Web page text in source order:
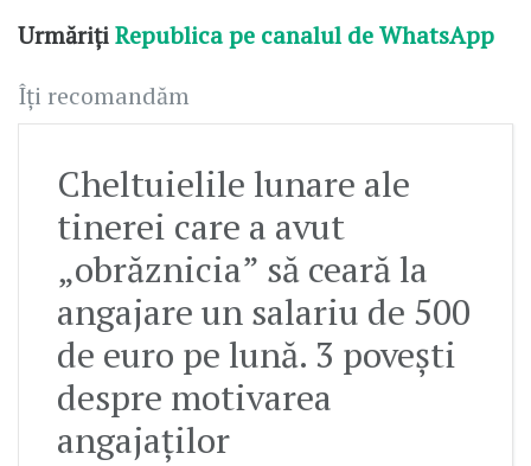
UrmărițiRepublica pe canalul de WhatsApp
Îți recomandăm
Cheltuielile lunare ale
tinerei care a avut
„obrăznicia” să ceară la
angajare un salariu de 500
de euro pe lună. 3 povești
despre motivarea
angajaților